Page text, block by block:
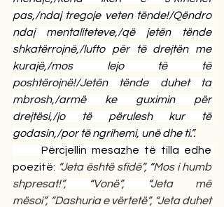
pas,/ndaj tregoje veten tënde!/Qëndro
ndaj mentaliteteve,/që jetën tënde
shkatërrojnë,/lufto për të drejtën me
kurajë,/mos lejo të të
poshtërojnë!/Jetën tënde duhet ta
mbrosh,/armë ke guximin për
drejtësi,/jo të përulesh kur të
godasin,/por të ngrihemi, unë dhe ti.”.
Përcjellin mesazhe të tilla edhe
poezitë: “Jeta është sfidë”, “Mos i humb
shpresat!”, “Vonë”, “Jeta më
mësoi”, “Dashuria e vërtetë”, “Jeta duhet